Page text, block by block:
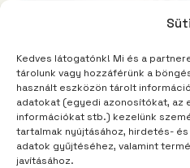
Kedves látogatónk! Mi és a
tárolunk vagy hozzáférünk a
használt eszközön tárolt
adatokat (egyedi azonosítókat, az
információkat stb.) kezelünk
tartalmak nyújtásához, hirdetés-
adatok gyűjtéséhez, valamint
javításához.
TÁBORUNK 2 év telt el
Egy vödör vízzel